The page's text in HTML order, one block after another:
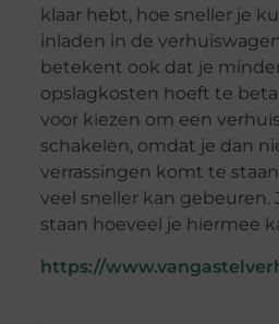
klaar hebt, hoe sneller je
inladen in de
betekent ook dat je
opslagkosten hoeft te
voor kiezen om een
schakelen, omdat je dan
verrassingen komt te
veel sneller kan gebeuren.
staan hoeveel je hiermee
https://